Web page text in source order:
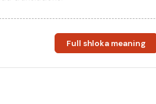
Full shloka meaning